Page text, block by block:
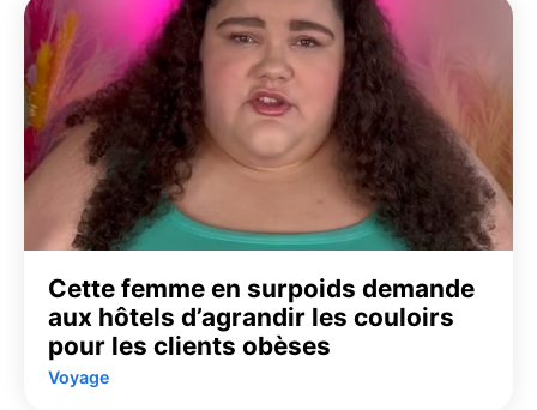
Cette femme en surpoids demande
aux hôtels d’agrandir les couloirs
pour les clients obèses
Voyage